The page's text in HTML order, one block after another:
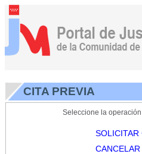
CITA PREVIA
Seleccione la
SOLICITAR
CANCELAR